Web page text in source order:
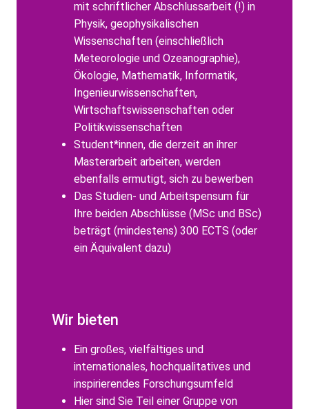
mit schriftlicher Abschlussarbeit (!) in
Physik, geophysikalischen
Wissenschaften (einschließlich
Meteorologie und Ozeanographie),
Ökologie, Mathematik, Informatik,
Ingenieurwissenschaften,
Wirtschaftswissenschaften oder
Politikwissenschaften
Student*innen, die derzeit an ihrer
Masterarbeit arbeiten, werden
ebenfalls ermutigt, sich zu bewerben
Das Studien- und Arbeitspensum für
Ihre beiden Abschlüsse (MSc und BSc)
beträgt (mindestens) 300 ECTS (oder
ein Äquivalent dazu)
Wir bieten
Ein großes, vielfältiges und
internationales, hochqualitatives und
inspirierendes Forschungsumfeld
Hier sind Sie Teil einer Gruppe von